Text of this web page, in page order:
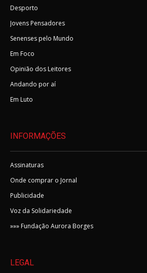
Desporto
Jovens Pensadores
Senenses pelo Mundo
Em Foco
Opinião dos Leitores
Andando por aí
Em Luto
INFORMAÇÕES
Assinaturas
Onde comprar o Jornal
Publicidade
Voz da Solidariedade
»»» Fundação Aurora Borges
LEGAL